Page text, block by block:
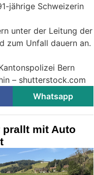
jährige Schweizerin
unter der Leitung der
zum Unfall dauern an.
Bern
– shutterstock.com
Whatsapp
prallt mit Auto